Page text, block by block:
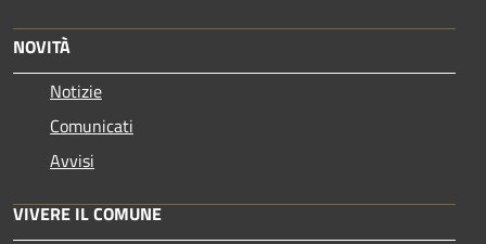
NOVITÀ
Notizie
Comunicati
Avvisi
VIVERE IL COMUNE